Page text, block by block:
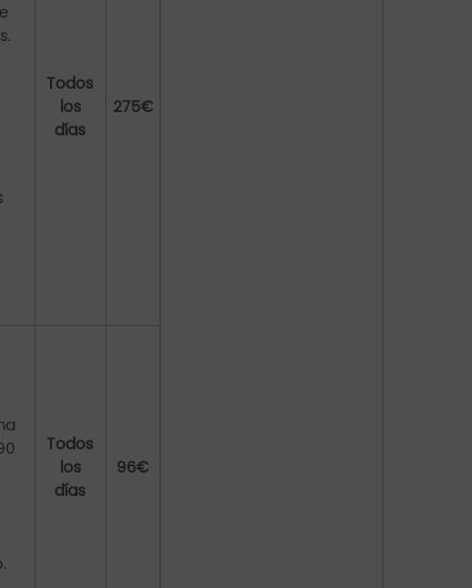
Todos
los
días
275€
Todos
los
días
96€